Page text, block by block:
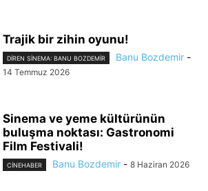
Trajik bir zihin oyunu!
DIREN SINEMA: BANU BOZDEMIR Banu Bozdemir -
14 Temmuz 2026
Sinema ve yeme kültürünün
buluşma noktası: Gastronomi
Film Festivali!
CINEHABER Banu Bozdemir - 8 Haziran 2026